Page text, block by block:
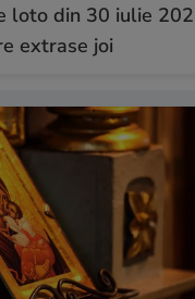
loto din 30 iulie
extrase joi